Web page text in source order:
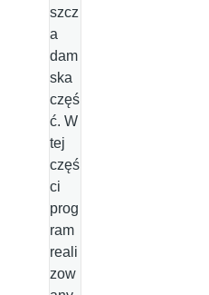
szcz
a
dam
ska
częś
ć. W
tej
częś
ci
prog
ram
reali
zow